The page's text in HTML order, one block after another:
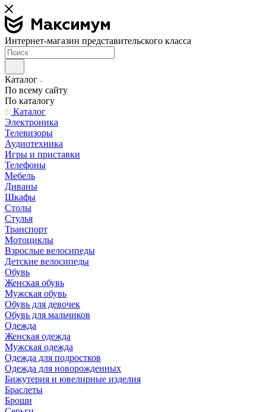
Интернет-магазин представительского класса
Каталог
По всему сайту
По каталогу
Каталог
Электроника
Телевизоры
Аудиотехника
Игры и приставки
Телефоны
Мебель
Диваны
Шкафы
Столы
Стулья
Транспорт
Мотоциклы
Взрослые велосипеды
Детские велосипеды
Обувь
Женская обувь
Мужская обувь
Обувь для девочек
Обувь для мальчиков
Одежда
Женская одежда
Мужская одежда
Одежда для подростков
Одежда для новорожденных
Бижутерия и ювелирные изделия
Браслеты
Броши